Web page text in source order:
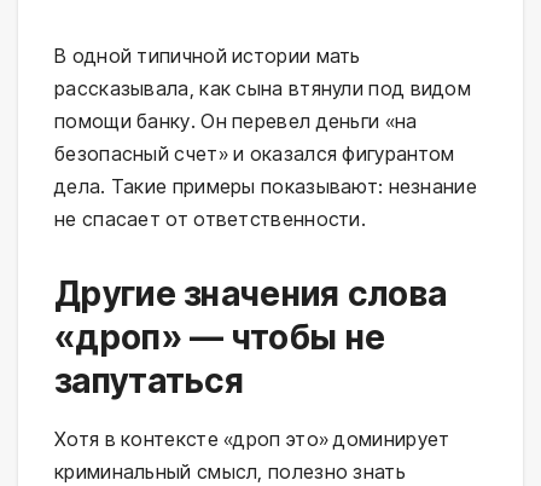
В одной типичной истории мать
рассказывала, как сына втянули под видом
помощи банку. Он перевел деньги «на
безопасный счет» и оказался фигурантом
дела. Такие примеры показывают: незнание
не спасает от ответственности.
Другие значения слова
«дроп» — чтобы не
запутаться
Хотя в контексте «дроп это» доминирует
криминальный смысл, полезно знать